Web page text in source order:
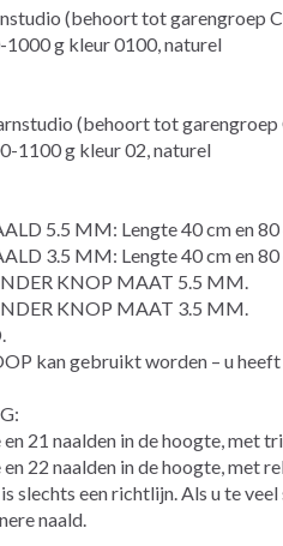
(behoort tot garengroep
g kleur 0100, naturel
(behoort tot garengroep
1100 g kleur 02, naturel
5.5 MM: Lengte 40 cm en 80
3.5 MM: Lengte 40 cm en 80
KNOP MAAT 5.5 MM.
KNOP MAAT 3.5 MM.
.
kan gebruikt worden – u
:
21 naalden in de hoogte, met
22 naalden in de hoogte, met
slechts een richtlijn. Als u te
naald.